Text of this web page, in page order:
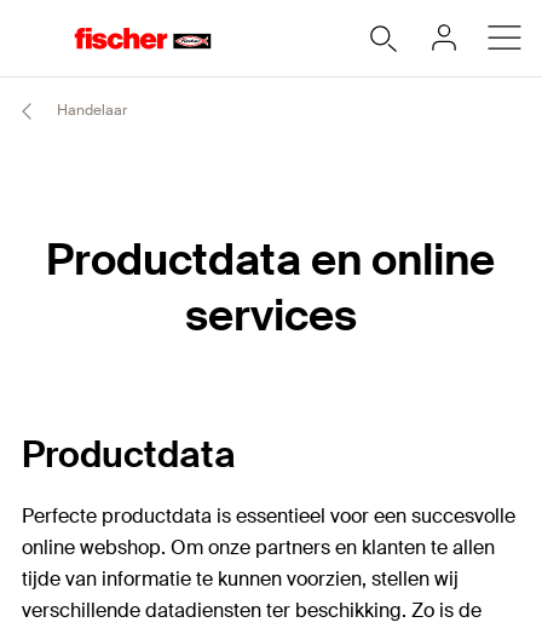
Handelaar
Productdata en online
services
Productdata
Perfecte productdata is essentieel voor een succesvolle
online webshop. Om onze partners en klanten te allen
tijde van informatie te kunnen voorzien, stellen wij
verschillende datadiensten ter beschikking. Zo is de